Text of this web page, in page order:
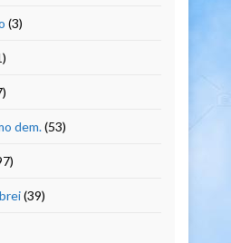
(3)
dem.(53)
(39)